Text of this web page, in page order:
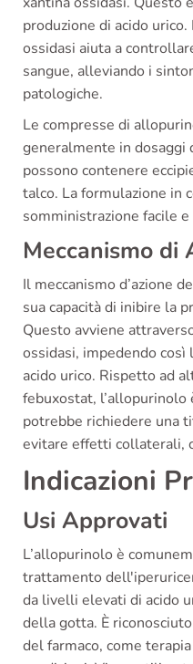
produzione di acido
ossidasi aiuta a
sangue, alleviando i
patologiche.
Le compresse di
generalmente in
possono contenere
talco. La formulazione in
somministrazione facile
Meccanismo di
Il meccanismo d’azione
sua capacità di inibire la
Questo avviene
ossidasi, impedendo
acido urico. Rispetto ad
febuxostat, l’allopurinolo
potrebbe richiedere una
evitare effetti collaterali,
Indicazioni
Usi Approvati
L’allopurinolo è
trattamento
da livelli elevati di acido
della gotta. È
del farmaco, come